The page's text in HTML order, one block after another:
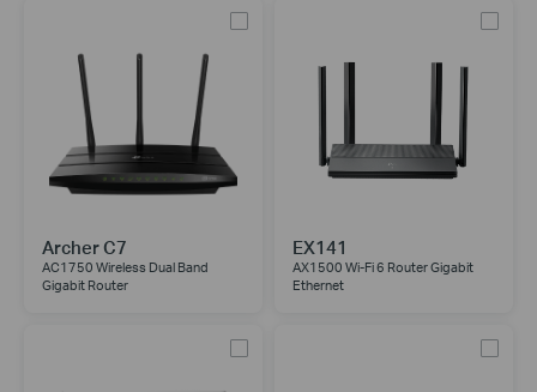
Archer C7
AC1750 Wireless Dual Band
Gigabit Router
EX141
AX1500 Wi-Fi 6 Router Gigabit
Ethernet